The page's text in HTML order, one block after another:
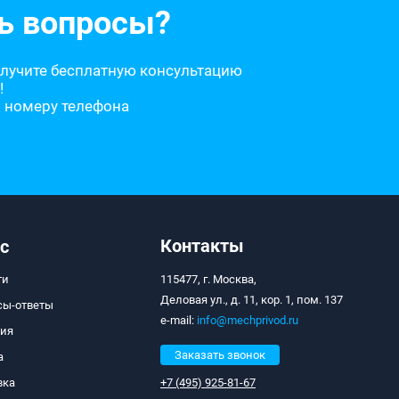
вопросы?
бесплатную консультацию
телефона
ответы
Контакты
115477, г. Москва,
Деловая ул., д. 11, кор. 1, пом. 137
e-mail: info@mechprivod.ru
Заказать звонок
+7 (495) 925-81-67